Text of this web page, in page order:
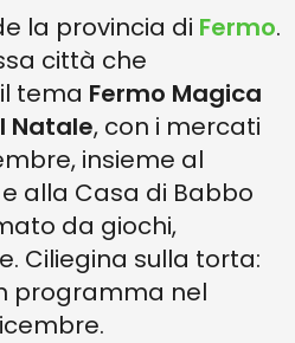
la provincia di Fermo.
città che
tema Fermo Magica
Natale, con i mercati
insieme al
alla Casa di Babbo
da giochi,
Ciliegina sulla torta:
programma nel